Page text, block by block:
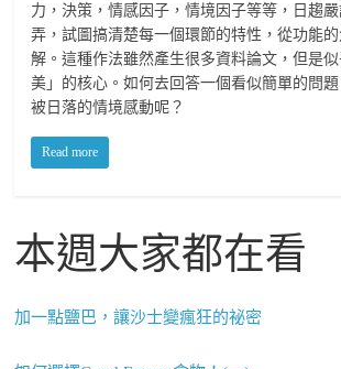
力，決策，情感因子，情境因子等等，日趨
弄，試圖搞清楚每一個環節的特性，從功能
解。這種作法雖然產生很多資料論文，但是
美」的核心。如何去回答一個看似簡單的問
被日落的情境感動呢？
Read more
本週大家都在看
加一點鹽巴，讓沙士變瘋狂的祕密